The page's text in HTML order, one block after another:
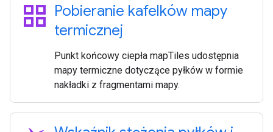
grid_view Pobieranie kafelków mapy
termicznej
Punkt końcowy ciepła mapTiles udostępnia
mapy termiczne dotyczące pyłków w formie
nakładki z fragmentami mapy.